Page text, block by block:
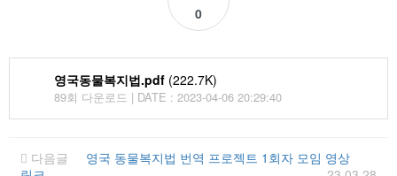
0
영국동물복지법.pdf (222.7K)
89회 다운로드 | DATE : 2023-04-06 20:29:40
다음글
영국 동물복지법 번역 프로젝트 1회자 모임 영상